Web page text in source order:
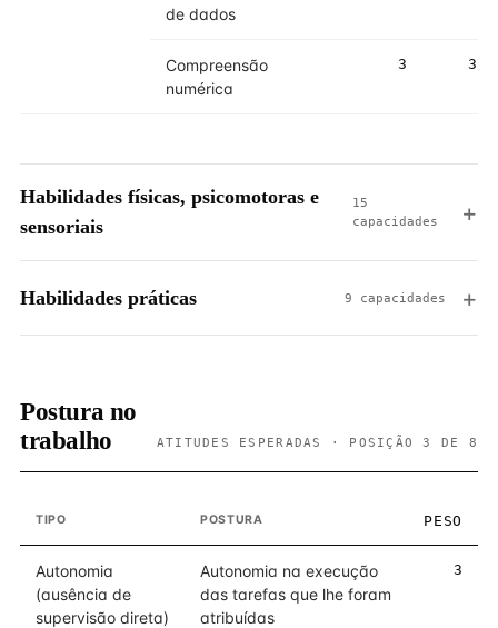
de dados
Compreensão
numérica
3 3
Habilidades físicas, psicomotoras e
sensoriais
15
capacidades
Habilidades práticas 9 capacidades
Postura no
trabalho
ATITUDES ESPERADAS · POSIÇÃO 3 DE 8
TIPO POSTURA PESO
Autonomia
(ausência de
supervisão direta)
Autonomia na execução
das tarefas que lhe foram
atribuídas
3